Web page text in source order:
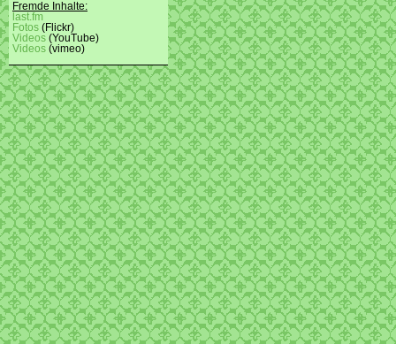
Fremde Inhalte:
last.fm
Fotos (Flickr)
Videos (YouTube)
Videos (vimeo)